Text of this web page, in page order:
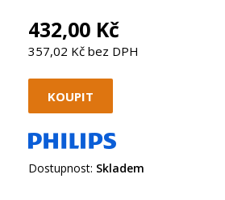
432,00 Kč
357,02 Kč bez DPH
Dostupnost: Skladem